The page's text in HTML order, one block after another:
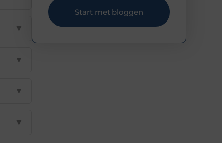
▼
▼
▼
▼
Start met bloggen